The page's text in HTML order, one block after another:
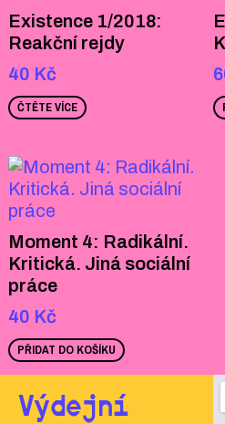
Existence 1/2018:
Reakční rejdy
40 Kč
ČTĚTE VÍCE
Moment 4: Radikální.
Kritická. Jiná sociální
práce
40 Kč
PŘIDAT DO KOŠÍKU
Výdejní